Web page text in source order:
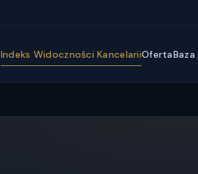
Indeks Widoczności KancelariiOferta